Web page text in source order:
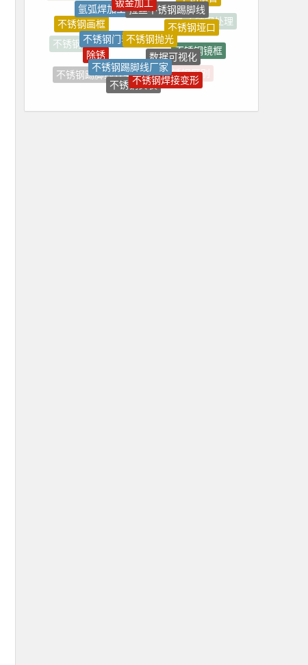
不锈钢处理
不锈钢花瓶
不锈钢画框 不锈钢垭口
不锈钢镜框
不锈钢区别
奥氏体不锈钢
不锈钢相框
不锈钢踢脚线效果图
除锈
不锈钢门套厂家不锈钢抛光
数据可视化
不锈钢焊接变形
不锈钢安装
不锈钢踢脚线厂家